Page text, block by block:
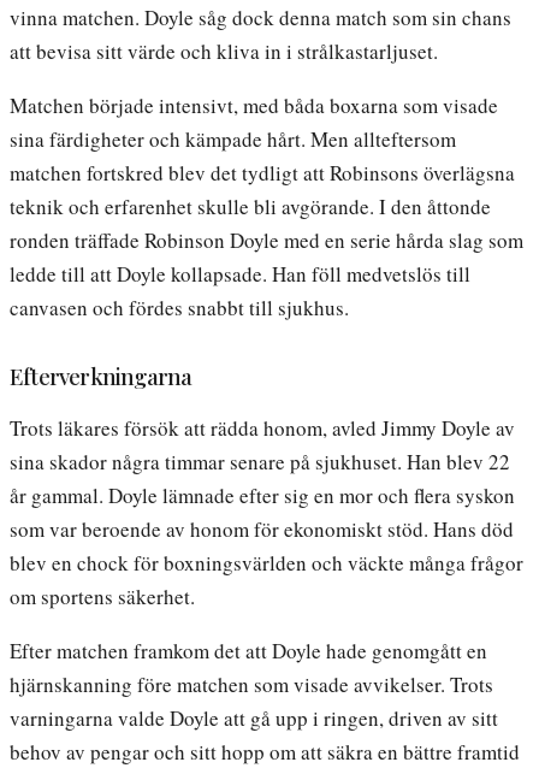
vinna matchen. Doyle såg dock denna match som sin chans
att bevisa sitt värde och kliva in i strålkastarljuset.
Matchen började intensivt, med båda boxarna som visade
sina färdigheter och kämpade hårt. Men allteftersom
matchen fortskred blev det tydligt att Robinsons överlägsna
teknik och erfarenhet skulle bli avgörande. I den åttonde
ronden träffade Robinson Doyle med en serie hårda slag som
ledde till att Doyle kollapsade. Han föll medvetslös till
canvasen och fördes snabbt till sjukhus.
Efterverkningarna
Trots läkares försök att rädda honom, avled Jimmy Doyle av
sina skador några timmar senare på sjukhuset. Han blev 22
år gammal. Doyle lämnade efter sig en mor och flera syskon
som var beroende av honom för ekonomiskt stöd. Hans död
blev en chock för boxningsvärlden och väckte många frågor
om sportens säkerhet.
Efter matchen framkom det att Doyle hade genomgått en
hjärnskanning före matchen som visade avvikelser. Trots
varningarna valde Doyle att gå upp i ringen, driven av sitt
behov av pengar och sitt hopp om att säkra en bättre framtid